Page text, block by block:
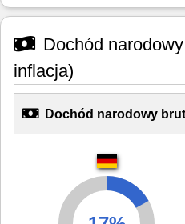
Dochód
inflacja)
Dochód narodowy